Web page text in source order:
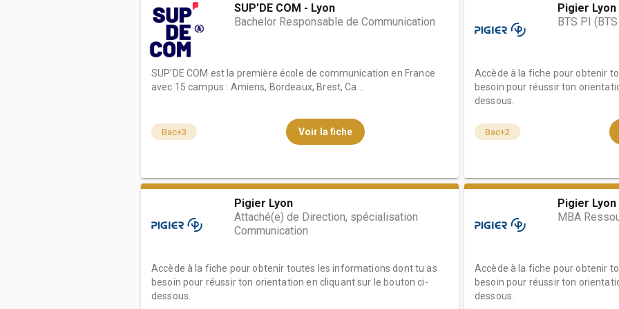
SUP'DE COM - Lyon
Bachelor Responsable de Communication
SUP’DE COM est la première école de communication en France
avec 15 campus : Amiens, Bordeaux, Brest, Ca...
Bac+3 Voir la fiche
Pigier Lyon
BTS PI
Accède à la fiche pour obtenir
besoin pour réussir ton
dessous.
Bac+2
Pigier Lyon
Attaché(e) de Direction, spécialisation
Communication
Accède à la fiche pour obtenir toutes les informations dont tu as
besoin pour réussir ton orientation en cliquant sur le bouton ci-
dessous.
Pigier Lyon
MBA
Accède à la fiche pour obtenir
besoin pour réussir ton
dessous.